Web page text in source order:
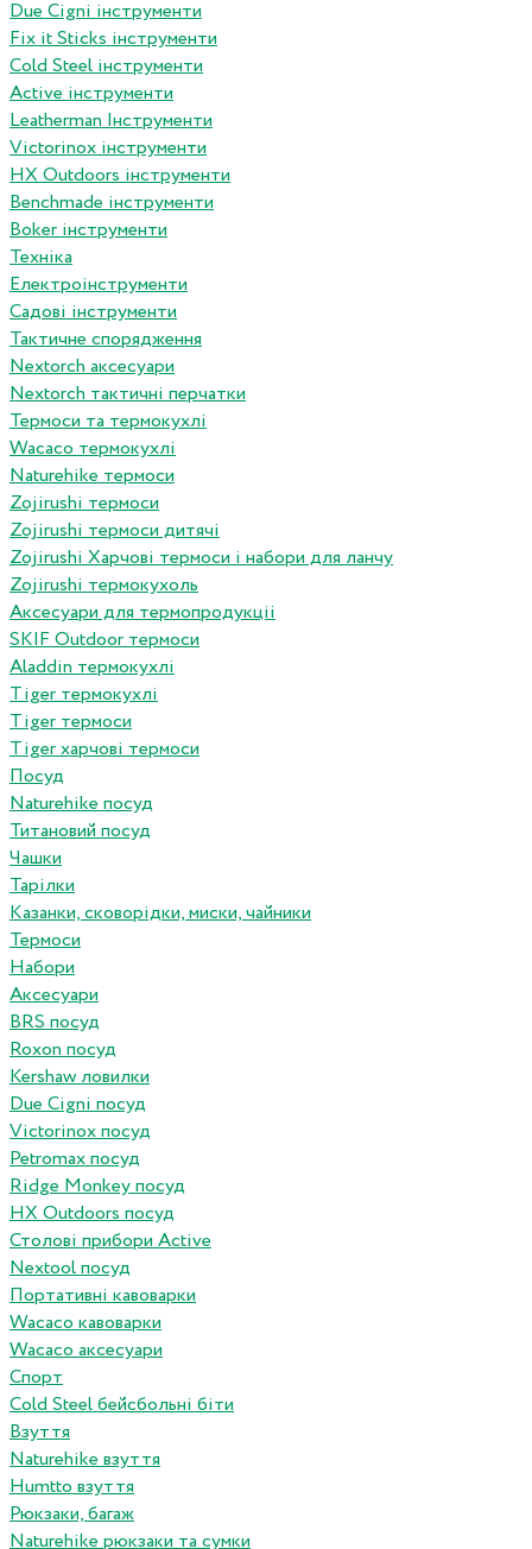
Due Cigni інструменти
Fix it Sticks інструменти
Сold Steel інструменти
Active інструменти
Leatherman Інструменти
Victorinox інструменти
HX Outdoors інструменти
Benchmade інструменти
Boker інструменти
Техніка
Електроінструменти
Садові інструменти
Тактичне спорядження
Nextorch аксесуари
Nextorch тактичні перчатки
Термоси та термокухлі
Wacaco термокухлі
Naturehike термоси
Zojirushi термоси
Zojirushi термоси дитячі
Zojirushi Харчові термоси і набори для ланчу
Zojirushi термокухоль
Аксесуари для термопродукціі
SKIF Outdoor термоси
Aladdin термокухлі
Tiger термокухлі
Tiger термоси
Tiger харчові термоси
Посуд
Naturehike посуд
Титановий посуд
Чашки
Тарілки
Казанки, сковорідки, миски, чайники
Термоси
Набори
Аксесуари
BRS посуд
Roxon посуд
Kershaw ловилки
Due Cigni посуд
Victorinox посуд
Petromax посуд
Ridge Monkey посуд
HX Outdoors посуд
Столові прибори Active
Nextool посуд
Портативні кавоварки
Wacaco кавоварки
Wacaco аксесуари
Спорт
Cold Steel бейсбольні біти
Взуття
Naturehike взуття
Humtto взуття
Рюкзаки, багаж
Naturehike рюкзаки та сумки